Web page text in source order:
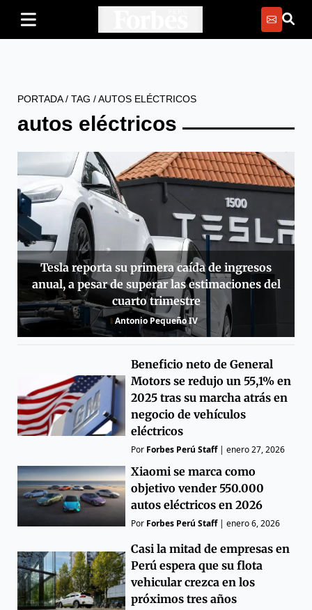
PORTADA/ TAG /AUTOS ELÉCTRICOS
autos eléctricos
Tesla reporta su primera caída de ingresos
anual, a pesar de superar las estimaciones del
cuarto trimestre
Antonio Pequeño IV
Beneficio neto de General
Motors se redujo un 55,1% en
2025 tras su marcha atrás en
negocio de vehículos
eléctricos
Por Forbes Perú Staff|enero 27, 2026
Xiaomi se marca como
objetivo vender 550.000
autos eléctricos en 2026
Por Forbes Perú Staff|enero 6, 2026
Casi la mitad de empresas en
Perú espera que su flota
vehicular crezca en los
próximos tres años